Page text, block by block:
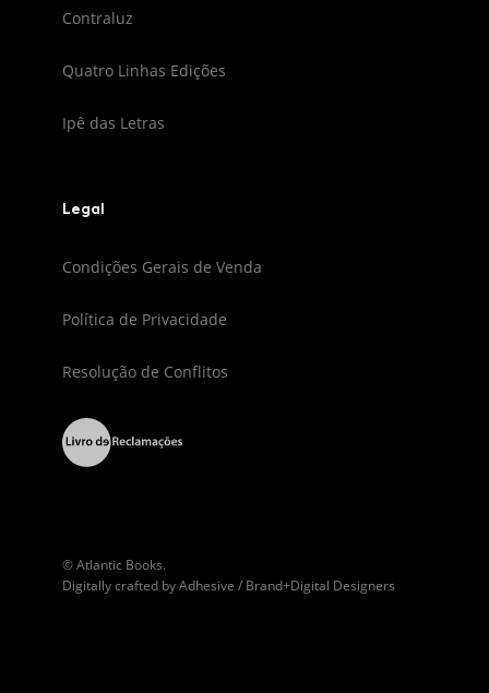
Contraluz
Quatro Linhas Edições
Ipê das Letras
Legal
Condições Gerais de Venda
Política de Privacidade
Resolução de Conflitos
© Atlantic Books.
Digitally crafted byAdhesive / Brand+Digital Designers